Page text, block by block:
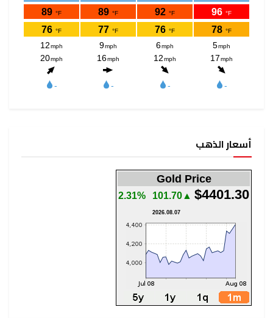
أسعار الذهب
Gold Price
$4401.30
▲101.70
2.31%
2026.08.07